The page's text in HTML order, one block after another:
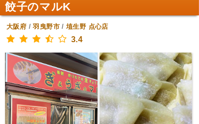
餃子のマルK
大阪府 /羽曳野市/埴生野 点心店
3.4